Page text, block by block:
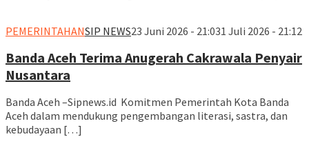
PEMERINTAHANSIP NEWS23 Juni 2026 - 21:031 Juli 2026 - 21:12
Banda Aceh Terima Anugerah Cakrawala Penyair
Nusantara
Banda Aceh –Sipnews.id Komitmen Pemerintah Kota Banda
Aceh dalam mendukung pengembangan literasi, sastra, dan
kebudayaan […]